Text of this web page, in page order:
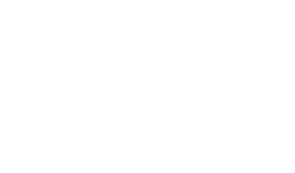
una elección ideal para quienes buscan estilo